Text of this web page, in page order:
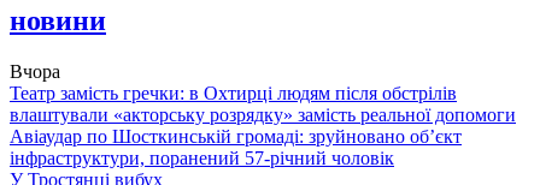
новини
Вчора
Театр замість гречки: в Охтирці людям після обстрілів
влаштували «акторську розрядку» замість реальної допомоги
Авіаудар по Шосткинській громаді: зруйновано об’єкт
інфраструктури, поранений 57-річний чоловік
У Тростянці вибух